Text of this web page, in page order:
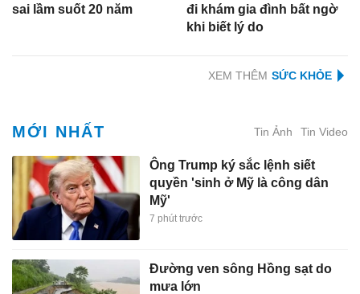
sai lầm suốt 20 năm
đi khám gia đình bất ngờ
khi biết lý do
XEM THÊM
MỚI NHẤT Tin Ảnh Tin Video
Ông Trump ký sắc lệnh siết
quyền 'sinh ở Mỹ là công dân
Mỹ'
7 phút trước
Đường ven sông Hồng sạt do
mưa lớn